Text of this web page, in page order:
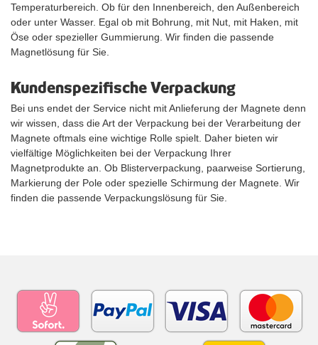
Temperaturbereich. Ob für den Innenbereich, den Außenbereich
oder unter Wasser. Egal ob mit Bohrung, mit Nut, mit Haken, mit
Öse oder spezieller Gummierung. Wir finden die passende
Magnetlösung für Sie.
Kundenspezifische Verpackung
Bei uns endet der Service nicht mit Anlieferung der Magnete denn
wir wissen, dass die Art der Verpackung bei der Verarbeitung der
Magnete oftmals eine wichtige Rolle spielt. Daher bieten wir
vielfältige Möglichkeiten bei der Verpackung Ihrer
Magnetprodukte an. Ob Blisterverpackung, paarweise Sortierung,
Markierung der Pole oder spezielle Schirmung der Magnete. Wir
finden die passende Verpackungslösung für Sie.